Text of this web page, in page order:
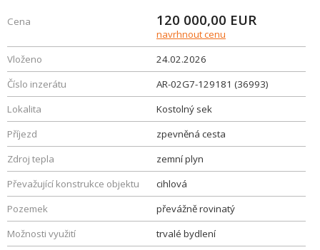
Cena 120 000,00 EUR
navrhnout cenu
Vloženo
24.02.2026
Číslo inzerátu
AR-02G7-129181 (36993)
Lokalita
Kostolný sek
Příjezd
zpevněná cesta
Zdroj tepla
zemní plyn
Převažující konstrukce objektu
cihlová
Pozemek
převážně rovinatý
Možnosti využití
trvalé bydlení